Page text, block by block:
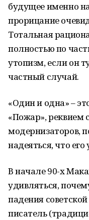
будущее именно
прорицание
Тотальная
полностью по
утопизм, если он
частный случай.
«Один и одна» –
«Пожар», реквием
модернизаторов,
надеяться, что
В начале 90-х
удивляться,
падения
писатель